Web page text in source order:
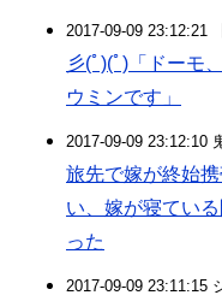
2017-09-09 23:12:21
彡(ﾟ)(ﾟ)「ドーモ
ウミンです」
2017-09-09 23:12:10
旅先で嫁が終始
い、嫁が寝てい
った
2017-09-09 23:11:15